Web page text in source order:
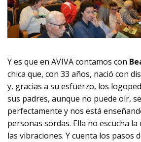
Y es que en AVIVA contamos con
chica que, con 33 años, nació con
y, gracias a su esfuerzo, los
sus padres, aunque no puede oír,
perfectamente y nos está
personas sordas. Ella no escucha
las vibraciones. Y cuenta los pasos